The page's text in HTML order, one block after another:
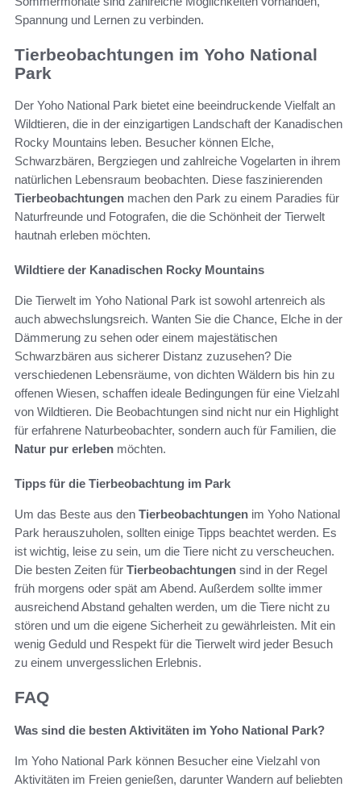
Spannung und Lernen zu verbinden.
Tierbeobachtungen im Yoho National
Park
Der Yoho National Park bietet eine beeindruckende Vielfalt an
Wildtieren, die in der einzigartigen Landschaft der Kanadischen
Rocky Mountains leben. Besucher können Elche,
Schwarzbären, Bergziegen und zahlreiche Vogelarten in ihrem
natürlichen Lebensraum beobachten. Diese faszinierenden
Tierbeobachtungen machen den Park zu einem Paradies für
Naturfreunde und Fotografen, die die Schönheit der Tierwelt
hautnah erleben möchten.
Wildtiere der Kanadischen Rocky Mountains
Die Tierwelt im Yoho National Park ist sowohl artenreich als
auch abwechslungsreich. Wanten Sie die Chance, Elche in der
Dämmerung zu sehen oder einem majestätischen
Schwarzbären aus sicherer Distanz zuzusehen? Die
verschiedenen Lebensräume, von dichten Wäldern bis hin zu
offenen Wiesen, schaffen ideale Bedingungen für eine Vielzahl
von Wildtieren. Die Beobachtungen sind nicht nur ein Highlight
für erfahrene Naturbeobachter, sondern auch für Familien, die
Natur pur erleben möchten.
Tipps für die Tierbeobachtung im Park
Um das Beste aus den Tierbeobachtungen im Yoho National
Park herauszuholen, sollten einige Tipps beachtet werden. Es
ist wichtig, leise zu sein, um die Tiere nicht zu verscheuchen.
Die besten Zeiten für Tierbeobachtungen sind in der Regel
früh morgens oder spät am Abend. Außerdem sollte immer
ausreichend Abstand gehalten werden, um die Tiere nicht zu
stören und um die eigene Sicherheit zu gewährleisten. Mit ein
wenig Geduld und Respekt für die Tierwelt wird jeder Besuch
zu einem unvergesslichen Erlebnis.
FAQ
Was sind die besten Aktivitäten im Yoho National Park?
Im Yoho National Park können Besucher eine Vielzahl von
Aktivitäten im Freien genießen, darunter Wandern auf beliebten